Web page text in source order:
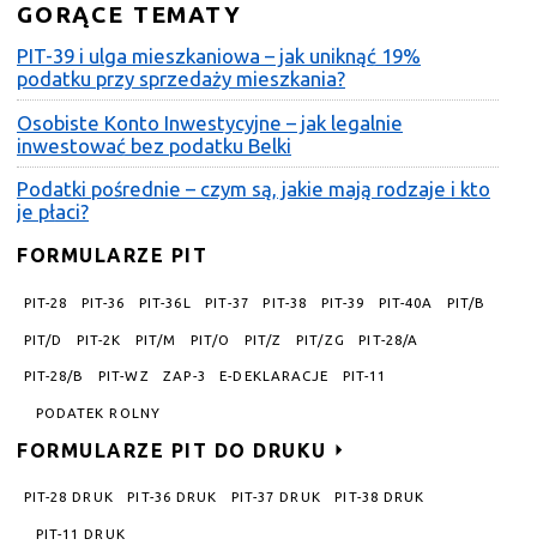
GORĄCE TEMATY
PIT-39 i ulga mieszkaniowa – jak uniknąć 19%
podatku przy sprzedaży mieszkania?
Osobiste Konto Inwestycyjne – jak legalnie
inwestować bez podatku Belki
Podatki pośrednie – czym są, jakie mają rodzaje i kto
je płaci?
FORMULARZE PIT
PIT-28 PIT-36 PIT-36L PIT-37 PIT-38 PIT-39 PIT-40A PIT/B
PIT/D PIT-2K PIT/M PIT/O PIT/Z PIT/ZG PIT-28/A
PIT-28/B PIT-WZ ZAP-3 E-DEKLARACJE PIT-11
PODATEK ROLNY
FORMULARZE PIT DO DRUKU
PIT-28 DRUK PIT-36 DRUK PIT-37 DRUK PIT-38 DRUK
PIT-11 DRUK